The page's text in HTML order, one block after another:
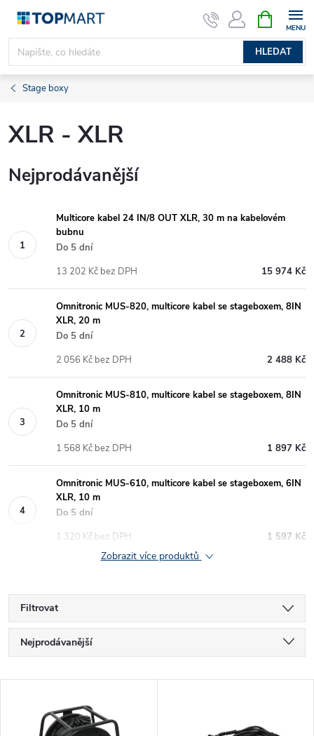
Přejít
obsah
HLEDAT
NÁKUPNÍ
KOŠÍK
Stage boxy
XLR - XLR
Nejprodávanější
Multicore kabel 24 IN/8 OUT XLR, 30 m na kabelovém
bubnu
Do 5 dní
15 974 Kč
13 202 Kč bez DPH
Omnitronic MUS-820, multicore kabel se stageboxem, 8IN
XLR, 20 m
Do 5 dní
2 488 Kč
2 056 Kč bez DPH
Omnitronic MUS-810, multicore kabel se stageboxem, 8IN
XLR, 10 m
Do 5 dní
1 897 Kč
1 568 Kč bez DPH
Omnitronic MUS-610, multicore kabel se stageboxem, 6IN
XLR, 10 m
Do 5 dní
1 597 Kč
1 320 Kč bez DPH
Zobrazit více produktů
Filtrovat
Ř
a
Nejprodávanější
Abecedně